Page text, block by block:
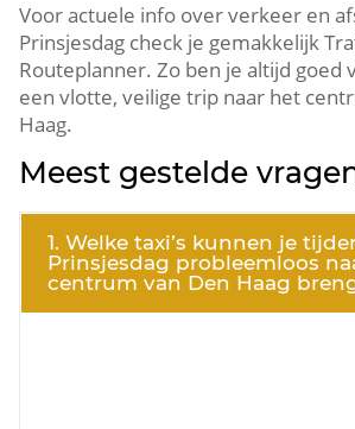
Voor actuele info over verkeer en
Prinsjesdag check je gemakkelijk
Routeplanner. Zo ben je altijd goed
een vlotte, veilige trip naar het
Haag.
Meest gestelde
1. Welke taxi’s kunnen je
Prinsjesdag probleemloos
centrum van Den Haag